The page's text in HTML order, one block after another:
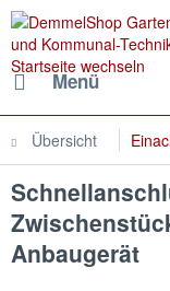
Menü
Übersicht
Anbaugerät